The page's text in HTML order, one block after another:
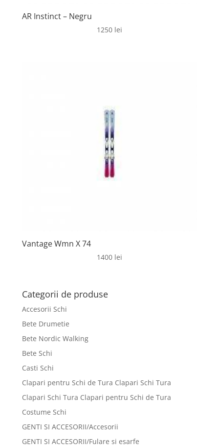
AR Instinct – Negru
1250 lei
Vantage Wmn X 74
1400 lei
Categorii de produse
Accesorii Schi
Bete Drumetie
Bete Nordic Walking
Bete Schi
Casti Schi
Clapari pentru Schi de Tura Clapari Schi Tura
Clapari Schi Tura Clapari pentru Schi de Tura
Costume Schi
GENTI SI ACCESORII/Accesorii
GENTI SI ACCESORII/Fulare si esarfe